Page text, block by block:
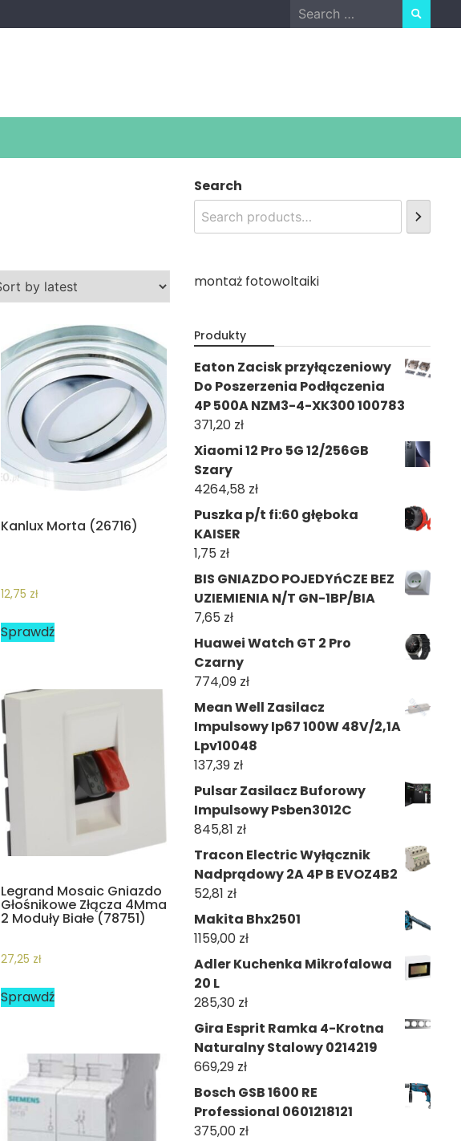
Search
for:
Kanlux Morta (26716)
12,75 zł
Sprawdź
Legrand Mosaic Gniazdo
Głośnikowe Złącza 4Mma
2 Moduły Białe (78751)
27,25 zł
Sprawdź
Search
montaż fotowoltaiki
Produkty
Eaton Zacisk przyłączeniowy
Do Poszerzenia Podłączenia
4P 500A NZM3-4-XK300 100783
371,20 zł
Xiaomi 12 Pro 5G 12/256GB
Szary
4264,58 zł
Puszka p/t fi:60 głęboka
KAISER
1,75 zł
BIS GNIAZDO POJEDYńCZE BEZ
UZIEMIENIA N/T GN-1BP/BIA
7,65 zł
Huawei Watch GT 2 Pro
Czarny
774,09 zł
Mean Well Zasilacz
Impulsowy Ip67 100W 48V/2,1A
Lpv10048
137,39 zł
Pulsar Zasilacz Buforowy
Impulsowy Psben3012C
845,81 zł
Tracon Electric Wyłącznik
Nadprądowy 2A 4P B EVOZ4B2
52,81 zł
Makita Bhx2501
1159,00 zł
Adler Kuchenka Mikrofalowa
20 L
285,30 zł
Gira Esprit Ramka 4-Krotna
Naturalny Stalowy 0214219
669,29 zł
Bosch GSB 1600 RE
Professional 0601218121
375,00 zł